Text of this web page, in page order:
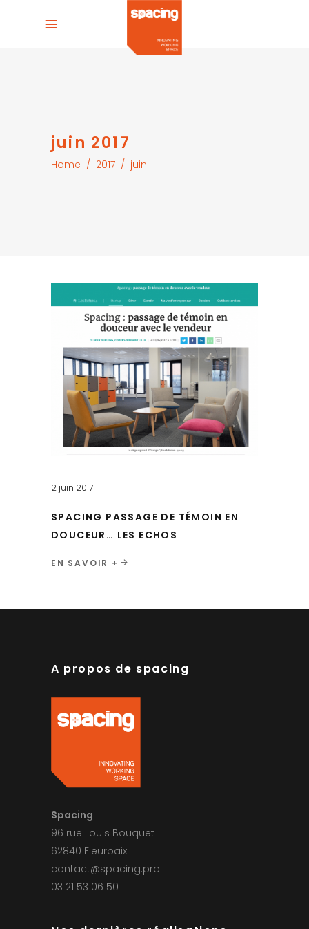
juin 2017
Home / 2017 / juin
2 juin 2017
SPACING PASSAGE DE TÉMOIN EN
DOUCEUR… LES ECHOS
EN SAVOIR +
A propos de spacing
Spacing
96 rue Louis Bouquet
62840 Fleurbaix
contact@spacing.pro
03 21 53 06 50